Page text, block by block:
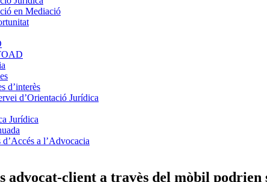
en Mediació
d’interès
d’Orientació Jurídica
Jurídica
a l’Advocacia
advocat-client a travès del mòbil podrien